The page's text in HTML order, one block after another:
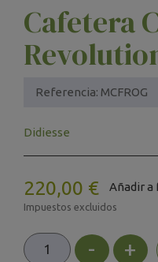
Cafetera
Referencia: MCFROG
Didiesse
220,00 € Añadir a
Impuestos excluidos
- +